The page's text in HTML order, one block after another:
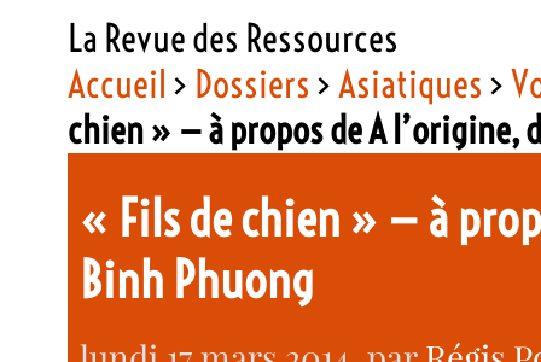
La Revue des Ressources
Accueil > Dossiers >Asiatiques >
chien » — à propos de A l’origine,
« Fils de chien » — à
Binh Phuong